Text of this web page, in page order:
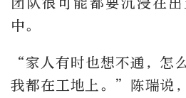
团队很可能都要沉浸在
中。
“家人有时也想不通，怎
我都在工地上。”陈瑞说